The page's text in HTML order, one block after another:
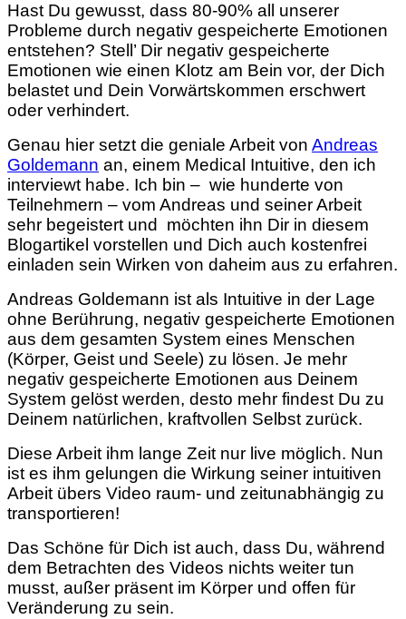
Hast Du gewusst, dass 80-90% all unserer
Probleme durch negativ gespeicherte Emotionen
entstehen? Stell’ Dir negativ gespeicherte
Emotionen wie einen Klotz am Bein vor, der Dich
belastet und Dein Vorwärtskommen erschwert
oder verhindert.
Genau hier setzt die geniale Arbeit von Andreas
Goldemann an, einem Medical Intuitive, den ich
interviewt habe. Ich bin – wie hunderte von
Teilnehmern – vom Andreas und seiner Arbeit
sehr begeistert und möchten ihn Dir in diesem
Blogartikel vorstellen und Dich auch kostenfrei
einladen sein Wirken von daheim aus zu erfahren.
Andreas Goldemann ist als Intuitive in der Lage
ohne Berührung, negativ gespeicherte Emotionen
aus dem gesamten System eines Menschen
(Körper, Geist und Seele) zu lösen. Je mehr
negativ gespeicherte Emotionen aus Deinem
System gelöst werden, desto mehr findest Du zu
Deinem natürlichen, kraftvollen Selbst zurück.
Diese Arbeit ihm lange Zeit nur live möglich. Nun
ist es ihm gelungen die Wirkung seiner intuitiven
Arbeit übers Video raum- und zeitunabhängig zu
transportieren!
Das Schöne für Dich ist auch, dass Du, während
dem Betrachten des Videos nichts weiter tun
musst, außer präsent im Körper und offen für
Veränderung zu sein.